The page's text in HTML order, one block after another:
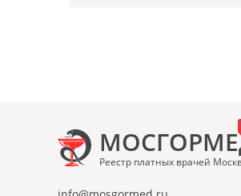
Реестр платных врачей